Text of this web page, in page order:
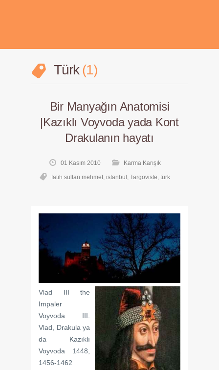
Türk 1
Bir Manyağın Anatomisi
|Kazıklı Voyvoda yada Kont
Drakulanın hayatı
01 Kasım 2010 Karma Karışık
fatih sultan mehmet, istanbul , Targoviste, türk
Vlad III the
Impaler
Voyvoda III.
Vlad, Drakula ya
da Kazıklı
Voyvoda 1448,
1456-1462